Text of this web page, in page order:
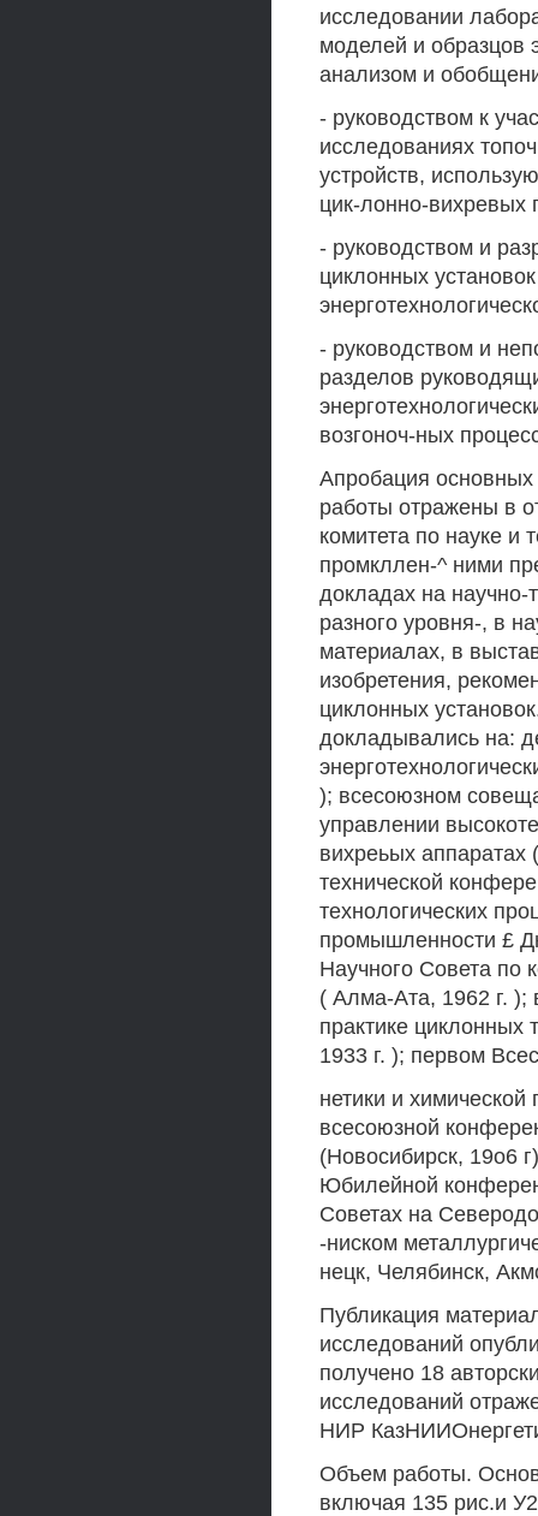
исследовании
моделей и образцов
анализом и
- руководством к
исследованиях
устройств,
цик-лонно-вихревых
- руководством и
циклонных
- руководством и
разделов
возгоноч-ных
Апробация
работы отражены в
комитета по науке и
промкллен-^ ними
докладах на научно-
разного уровня-, в
материалах, в
изобретения,
циклонных
докладывались на:
); всесоюзном
управлении
вихреьых аппаратах
технической
технологических
промышленности £
Научного Совета
( Алма-Ата, 1962 г. );
практике циклонных
1933 г. ); первом
нетики и
всесоюзной
(Новосибирск, 19о6
Юбилейной
Советах на
-ниском
нецк, Челябинск,
Публикация
исследований
получено 18
исследований
НИР
Объем работы.
включая 135 рис.и